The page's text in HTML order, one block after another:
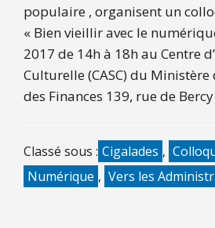
populaire , organisent un
« Bien vieillir avec le
2017 de 14h à 18h au Centre
Culturelle (CASC) du Ministère
des Finances 139, rue de
Classé sous : Cigalades ,
Numérique , Vers les